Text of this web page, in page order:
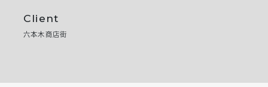
Client
六本木商店街